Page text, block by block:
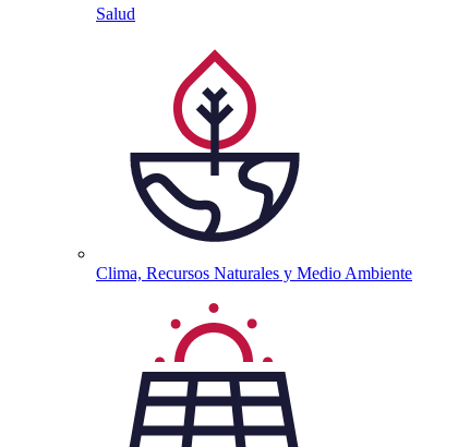
Salud
Clima, Recursos Naturales y Medio Ambiente